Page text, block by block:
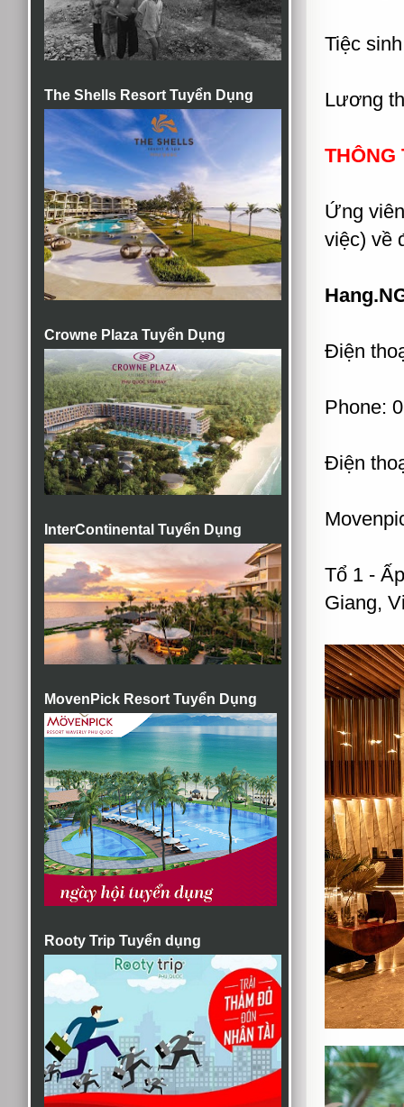
The Shells Resort Tuyển Dụng
Crowne Plaza Tuyển Dụng
InterContinental Tuyển Dụng
MovenPick Resort Tuyển Dụng
Rooty Trip Tuyển dụng
Tiệc
Lương
THÔNG
Ứng
việc) về
Điện
Phone:
Điện
Tổ 1 -
Giang,